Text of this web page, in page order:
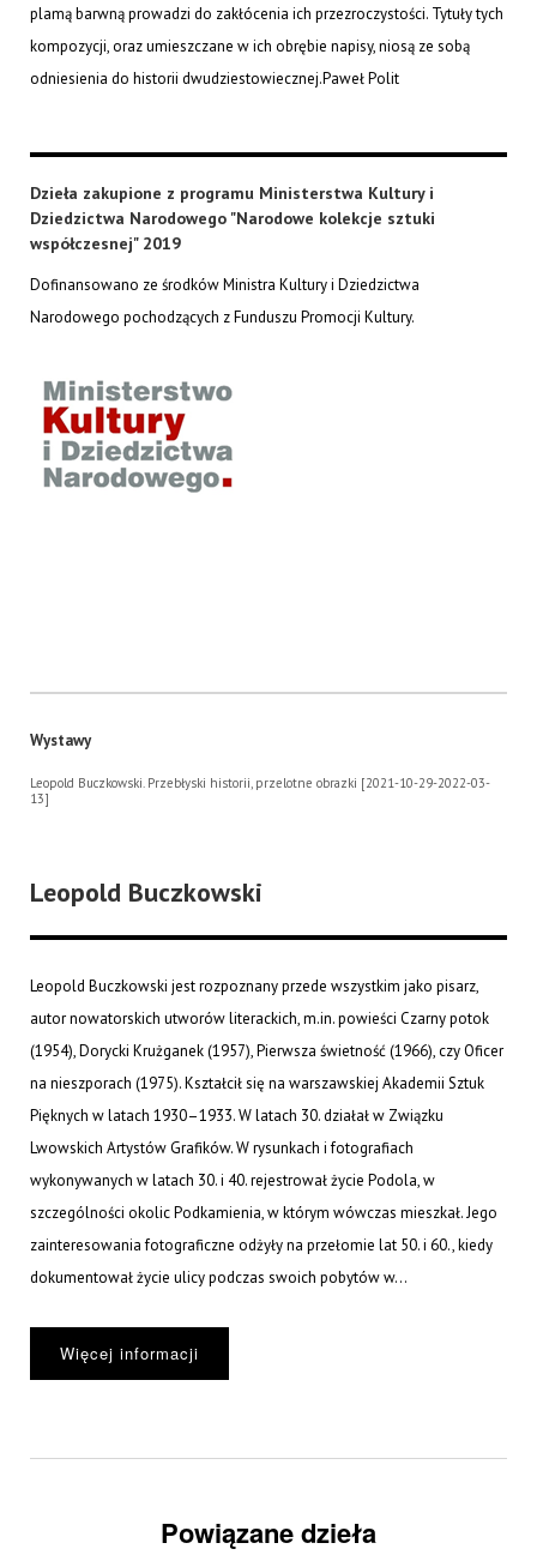
plamą barwną prowadzi do zakłócenia ich przezroczystości. Tytuły tych
kompozycji, oraz umieszczane w ich obrębie napisy, niosą ze sobą
odniesienia do historii dwudziestowiecznej.Paweł Polit
Dzieła zakupione z programu Ministerstwa Kultury i
Dziedzictwa Narodowego "Narodowe kolekcje sztuki
współczesnej" 2019
Dofinansowano ze środków Ministra Kultury i Dziedzictwa
Narodowego pochodzących z Funduszu Promocji Kultury.
Wystawy
Leopold Buczkowski. Przebłyski historii, przelotne obrazki [2021-10-29-2022-03-
13]
Leopold Buczkowski
Leopold Buczkowski jest rozpoznany przede wszystkim jako pisarz,
autor nowatorskich utworów literackich, m.in. powieści Czarny potok
(1954), Dorycki Krużganek (1957), Pierwsza świetność (1966), czy Oficer
na nieszporach (1975). Kształcił się na warszawskiej Akademii Sztuk
Pięknych w latach 1930–1933. W latach 30. działał w Związku
Lwowskich Artystów Grafików. W rysunkach i fotografiach
wykonywanych w latach 30. i 40. rejestrował życie Podola, w
szczególności okolic Podkamienia, w którym wówczas mieszkał. Jego
zainteresowania fotograficzne odżyły na przełomie lat 50. i 60., kiedy
dokumentował życie ulicy podczas swoich pobytów w...
Więcej informacji
Powiązane dzieła